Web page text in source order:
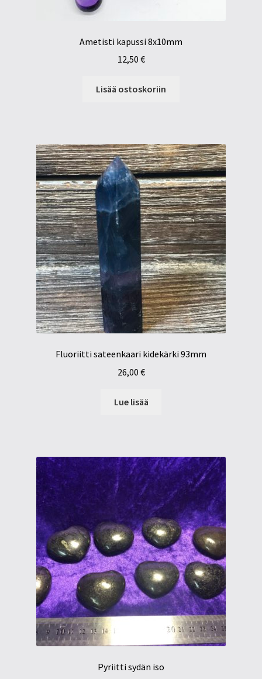
Ametisti kapussi 8x10mm
12,50 €
Lisää ostoskoriin
Fluoriitti sateenkaari kidekärki 93mm
26,00 €
Lue lisää
Pyriitti sydän iso